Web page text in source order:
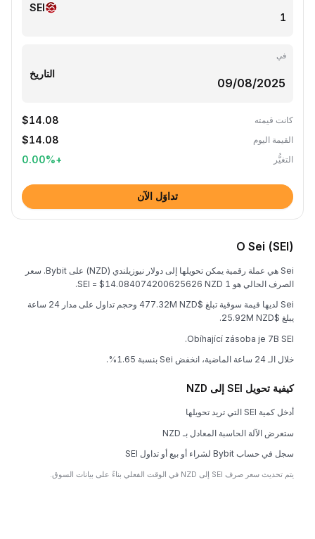
SEI
في
التاريخ
كانت قيمته $14.08
القيمة اليوم $14.08
التغيُّر +
0.00%
تداوَل الآن
O Sei (SEI)
Sei هي عملة رقمية يمكن تحويلها إلى دولار نيوزيلندي (NZD) على Bybit. سعر
الصرف الحالي هو 1 SEI = $14.084074200625626 NZD.
Sei لديها قيمة سوقية تبلغ $477.32M NZD وحجم تداول على مدار 24 ساعة
يبلغ $25.92M NZD.
Obíhající zásoba je 7B SEI.
خلال الـ 24 ساعة الماضية، انخفض Sei بنسبة 1.65%.
كيفية تحويل SEI إلى NZD
أدخل كمية SEI التي تريد تحويلها
ستعرض الآلة الحاسبة المعادل بـ NZD
سجل في حساب Bybit لشراء أو بيع أو تداول SEI
يتم تحديث سعر صرف SEI إلى NZD في الوقت الفعلي بناءً على بيانات السوق.